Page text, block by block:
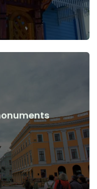
après le début de la